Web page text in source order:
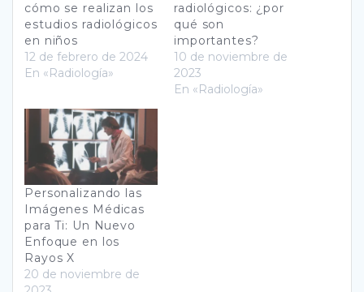
cómo se realizan los
estudios radiológicos
en niños
12 de febrero de 2024
En «Radiología»
radiológicos: ¿por
qué son
importantes?
10 de noviembre de
2023
En «Radiología»
Personalizando las
Imágenes Médicas
para Ti: Un Nuevo
Enfoque en los
Rayos X
20 de noviembre de